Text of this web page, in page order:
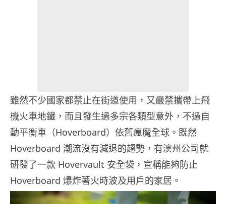
雖然不少國家都禁止在街道使用，又嚴禁攜帶上飛
機火車地鐵，而且發生過多宗各類型意外，不過自
動平衡車（Hoverboard）依舊瘋魔全球。既然
Hoverboard 潮流沒有減退的趨勢，有澳州公司就
研發了一款 Hovervault 安全袋，宣稱能夠防止
Hoverboard 爆炸著火時波及用戶的家居。